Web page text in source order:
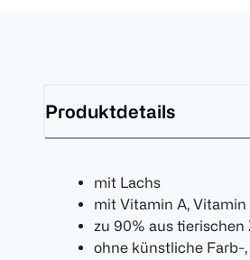
Produktdetails
mit Lachs
mit Vitamin A,
zu 90% aus tierischen
ohne künstliche Farb-